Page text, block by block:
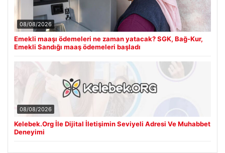
08/08/2026
Emekli maaşı ödemeleri ne zaman yatacak? SGK, Bağ-Kur,
Emekli Sandığı maaş ödemeleri başladı
08/08/2026
Kelebek.Org İle Dijital İletişimin Seviyeli Adresi Ve Muhabbet
Deneyimi